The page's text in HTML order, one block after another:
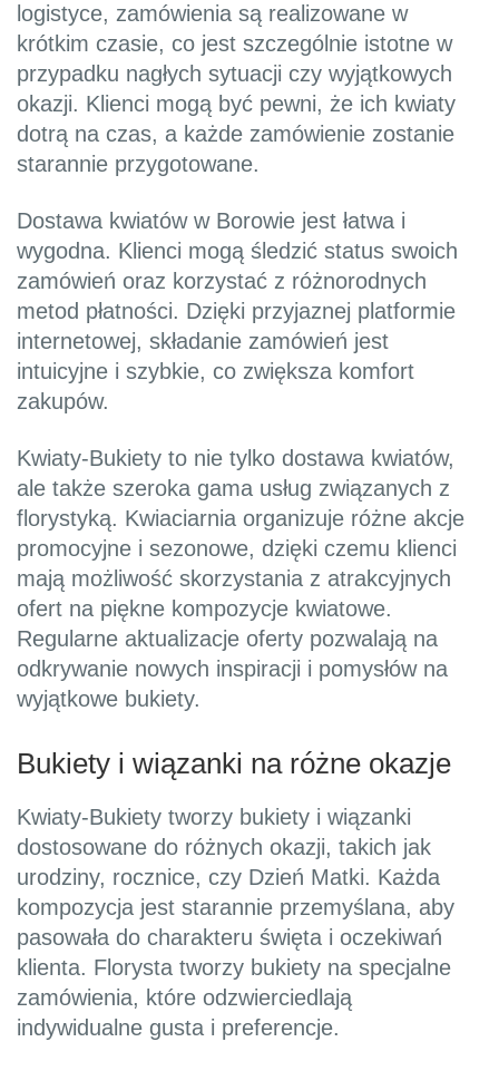
logistyce, zamówienia są realizowane w
krótkim czasie, co jest szczególnie istotne w
przypadku nagłych sytuacji czy wyjątkowych
okazji. Klienci mogą być pewni, że ich kwiaty
dotrą na czas, a każde zamówienie zostanie
starannie przygotowane.
Dostawa kwiatów w Borowie jest łatwa i
wygodna. Klienci mogą śledzić status swoich
zamówień oraz korzystać z różnorodnych
metod płatności. Dzięki przyjaznej platformie
internetowej, składanie zamówień jest
intuicyjne i szybkie, co zwiększa komfort
zakupów.
Kwiaty-Bukiety to nie tylko dostawa kwiatów,
ale także szeroka gama usług związanych z
florystyką. Kwiaciarnia organizuje różne akcje
promocyjne i sezonowe, dzięki czemu klienci
mają możliwość skorzystania z atrakcyjnych
ofert na piękne kompozycje kwiatowe.
Regularne aktualizacje oferty pozwalają na
odkrywanie nowych inspiracji i pomysłów na
wyjątkowe bukiety.
Bukiety i wiązanki na różne okazje
Kwiaty-Bukiety tworzy bukiety i wiązanki
dostosowane do różnych okazji, takich jak
urodziny, rocznice, czy Dzień Matki. Każda
kompozycja jest starannie przemyślana, aby
pasowała do charakteru święta i oczekiwań
klienta. Florysta tworzy bukiety na specjalne
zamówienia, które odzwierciedlają
indywidualne gusta i preferencje.